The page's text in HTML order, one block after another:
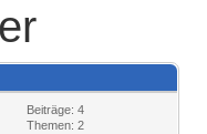
Beiträge: 4
Themen: 2